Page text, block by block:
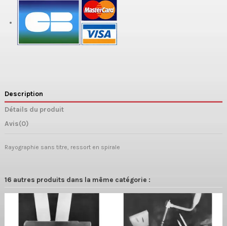
Description
Détails du produit
Avis(0)
Rayographie sans titre, ressort en spirale
16 autres produits dans la même catégorie :